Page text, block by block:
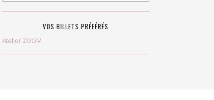
VOS BILLETS PRÉFÉRÉS
Atelier ZOOM